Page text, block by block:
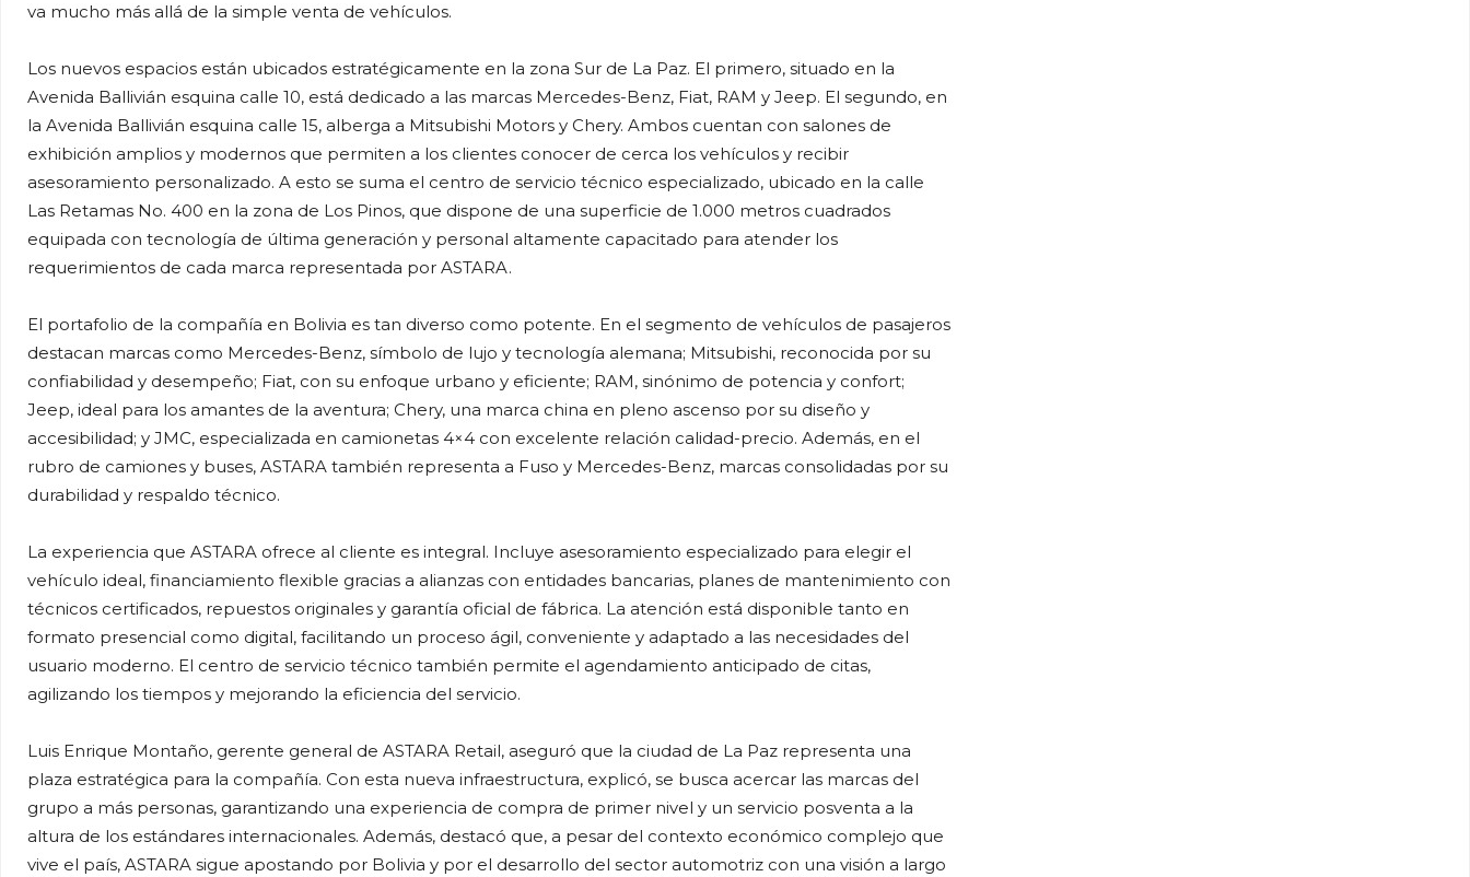
va mucho más allá de la simple venta de vehículos.
Los nuevos espacios están ubicados estratégicamente en la zona Sur de La Paz. El primero, situado en la
Avenida Ballivián esquina calle 10, está dedicado a las marcas Mercedes-Benz, Fiat, RAM y Jeep. El segundo, en
la Avenida Ballivián esquina calle 15, alberga a Mitsubishi Motors y Chery. Ambos cuentan con salones de
exhibición amplios y modernos que permiten a los clientes conocer de cerca los vehículos y recibir
asesoramiento personalizado. A esto se suma el centro de servicio técnico especializado, ubicado en la calle
Las Retamas No. 400 en la zona de Los Pinos, que dispone de una superficie de 1.000 metros cuadrados
equipada con tecnología de última generación y personal altamente capacitado para atender los
requerimientos de cada marca representada por ASTARA.
El portafolio de la compañía en Bolivia es tan diverso como potente. En el segmento de vehículos de pasajeros
destacan marcas como Mercedes-Benz, símbolo de lujo y tecnología alemana; Mitsubishi, reconocida por su
confiabilidad y desempeño; Fiat, con su enfoque urbano y eficiente; RAM, sinónimo de potencia y confort;
Jeep, ideal para los amantes de la aventura; Chery, una marca china en pleno ascenso por su diseño y
accesibilidad; y JMC, especializada en camionetas 4×4 con excelente relación calidad-precio. Además, en el
rubro de camiones y buses, ASTARA también representa a Fuso y Mercedes-Benz, marcas consolidadas por su
durabilidad y respaldo técnico.
La experiencia que ASTARA ofrece al cliente es integral. Incluye asesoramiento especializado para elegir el
vehículo ideal, financiamiento flexible gracias a alianzas con entidades bancarias, planes de mantenimiento con
técnicos certificados, repuestos originales y garantía oficial de fábrica. La atención está disponible tanto en
formato presencial como digital, facilitando un proceso ágil, conveniente y adaptado a las necesidades del
usuario moderno. El centro de servicio técnico también permite el agendamiento anticipado de citas,
agilizando los tiempos y mejorando la eficiencia del servicio.
Luis Enrique Montaño, gerente general de ASTARA Retail, aseguró que la ciudad de La Paz representa una
plaza estratégica para la compañía. Con esta nueva infraestructura, explicó, se busca acercar las marcas del
grupo a más personas, garantizando una experiencia de compra de primer nivel y un servicio posventa a la
altura de los estándares internacionales. Además, destacó que, a pesar del contexto económico complejo que
vive el país, ASTARA sigue apostando por Bolivia y por el desarrollo del sector automotriz con una visión a largo